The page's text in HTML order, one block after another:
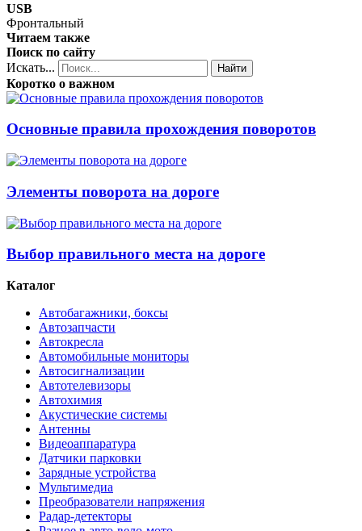
USB
Фронтальный
Читаем также
Поиск по сайту
Искать...
Найти
Коротко о важном
Основные правила прохождения поворотов
Элементы поворота на дороге
Выбор правильного места на дороге
Каталог
Автобагажники, боксы
Автозапчасти
Автокресла
Автомобильные мониторы
Автосигнализации
Автотелевизоры
Автохимия
Акустические системы
Антенны
Видеоаппаратура
Датчики парковки
Зарядные устройства
Мультимедиа
Преобразователи напряжения
Радар-детекторы